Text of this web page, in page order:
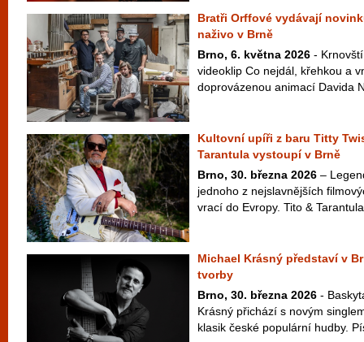
Bratři Orffové vydávají
naživo v Brně
Brno, 6. května 2026 -
videoklip Co nejdál, křehkou a
doprovázenou animací Davida
Kultovní upíři z baru Titty
Tarantula vystoupí v Brně
Brno, 30. března 2026 –
jednoho z nejslavnějších
vrací do Evropy. Tito &
Michael Krásný představí v
tvorby
Brno, 30. března 2026 -
Krásný přichází s novým
klasik české populární hudby.